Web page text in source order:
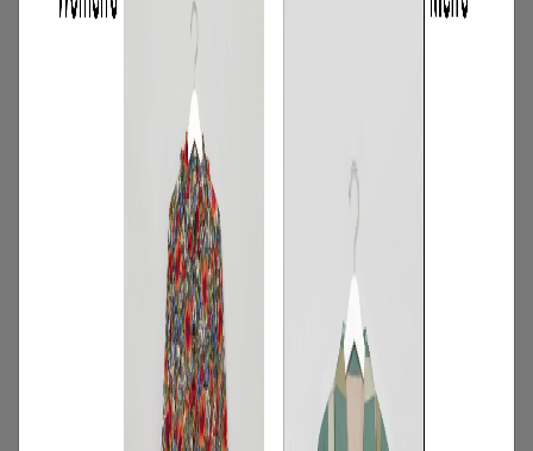
【甘シャツ・ブラウス100選】大人可愛い
選
2026.07.16